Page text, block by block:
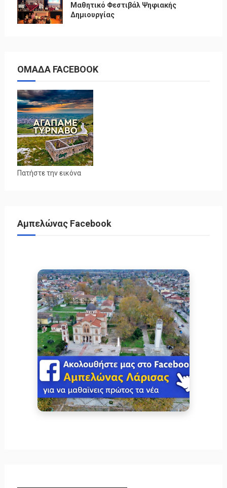
Μαθητικό Φεστιβάλ Ψηφιακής
Δημιουργίας
ΟΜΑΔΑ FACEBOOK
Πατήστε την εικόνα
Αμπελώνας Facebook